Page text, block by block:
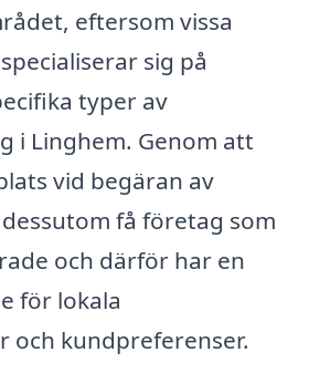
eftersom vissa
sig på
typer av
i Linghem. Genom att
vid begäran av
få företag som
och därför har en
för lokala
och kundpreferenser.